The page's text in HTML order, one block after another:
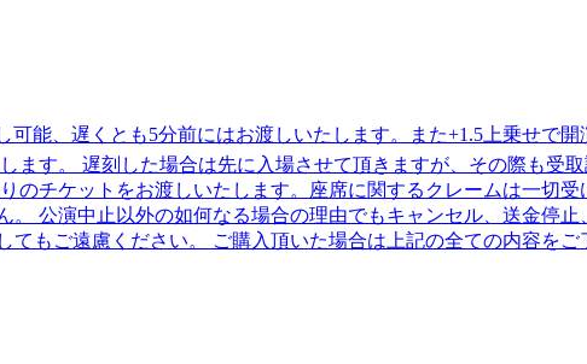
能、遅くとも5分前にはお渡しいたします。また+1.5上乗せで
す。 遅刻した場合は先に入場させて頂きますが、その際も受
のチケットをお渡しいたします。座席に関するクレームは一切
公演中止以外の如何なる場合の理由でもキャンセル、送金停
もご遠慮ください。 ご購入頂いた場合は上記の全ての内容をご